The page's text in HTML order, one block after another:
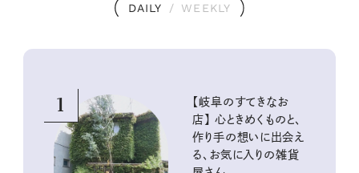
DAILY / WEEKLY
1
【岐阜のすてきなお
店】 心ときめくものと、
作り手の想いに出会え
る、お気に入りの雑貨